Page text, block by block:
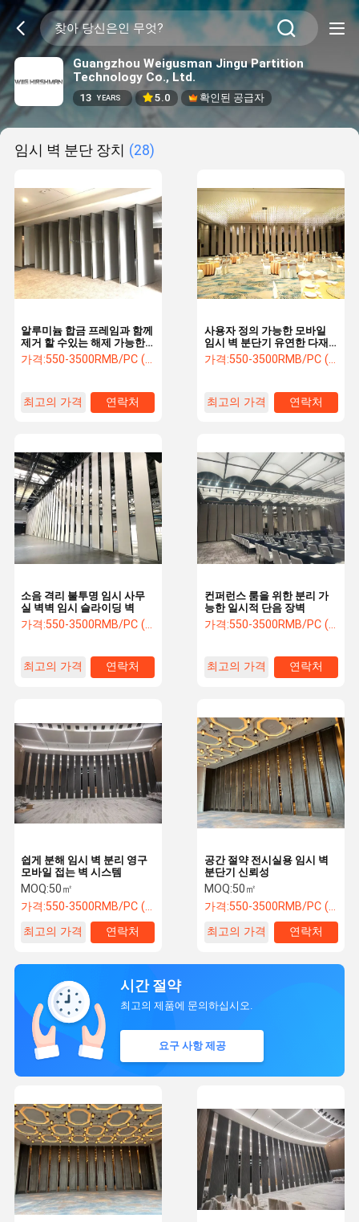
Guangzhou Weigusman Jingu Partition
Technology Co., Ltd.
13 YEARS 5.0 확인된 공급자
임시 벽 분단 장치 (28)
알루미늄 합금 프레임과 함께
제거 할 수있는 해제 가능한
임시 벽 분할 장치
가격:550-3500RMB/PC (FOB) Tax Not Included
최고의 가격 연락처
사용자 정의 가능한 모바일
임시 벽 분단기 유연한 다재
다능 공간 사용
가격:550-3500RMB/PC (FOB) Tax Not Included
최고의 가격 연락처
소음 격리 불투명 임시 사무
실 벽벽 임시 슬라이딩 벽
가격:550-3500RMB/PC (FOB) Tax Not Included
최고의 가격 연락처
컨퍼런스 룸을 위한 분리 가
능한 일시적 단음 장벽
가격:550-3500RMB/PC (FOB) Tax Not Included
최고의 가격 연락처
쉽게 분해 임시 벽 분리 영구
모바일 접는 벽 시스템
MOQ:50㎡
가격:550-3500RMB/PC (FOB) Tax Not Included
최고의 가격
연락처
공간 절약 전시실용 임시 벽
분단기 신뢰성
MOQ:50㎡
가격:550-3500RMB/PC (FOB) Tax Not Included
최고의 가격
연락처
시간 절약
최고의 제품에 문의하십시오.
요구 사항 제공